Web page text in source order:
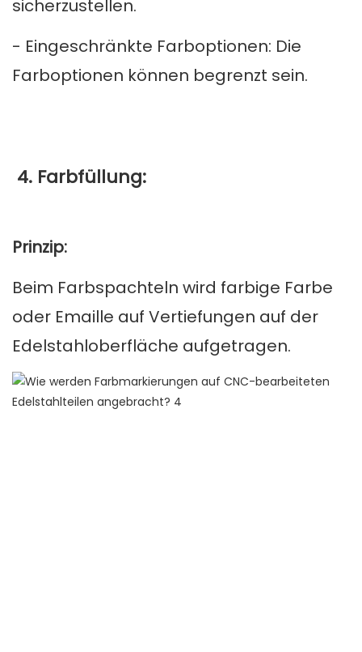
sicherzustellen.
- Eingeschränkte Farboptionen: Die
Farboptionen können begrenzt sein.
4. Farbfüllung:
Prinzip:
Beim Farbspachteln wird farbige Farbe
oder Emaille auf Vertiefungen auf der
Edelstahloberfläche aufgetragen.